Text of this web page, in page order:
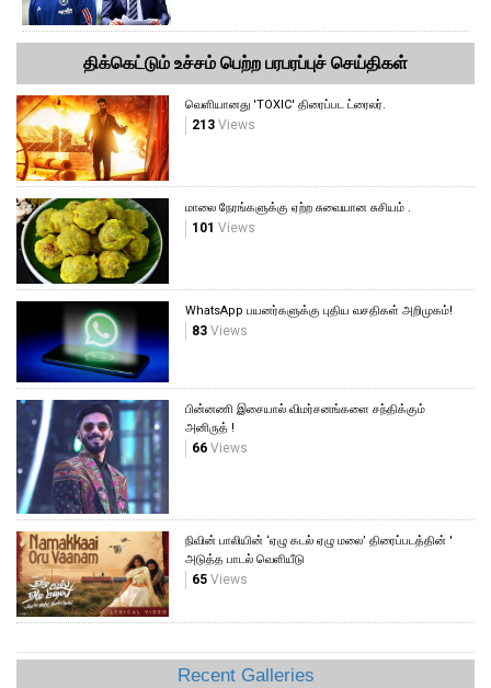
திக்கெட்டும் உச்சம் பெற்ற பரபரப்புச் செய்திகள்
வெளியானது 'TOXIC' திரைப்பட ட்ரைலர்.
213 Views
மாலை நேரங்களுக்கு ஏற்ற சுவையான சுசியம் .
101 Views
WhatsApp பயனர்களுக்கு புதிய வசதிகள் அறிமுகம்!
83 Views
பின்னணி இசையால் விமர்சனங்களை சந்திக்கும்
அனிருத் !
66 Views
நிவின் பாலியின் ‘ஏழு கடல் ஏழு மலை’ திரைப்படத்தின் '
அடுத்த பாடல் வெளியீடு
65 Views
Recent Galleries